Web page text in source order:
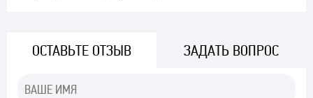
ОСТАВЬТЕ ОТЗЫВ ЗАДАТЬ ВОПРОС